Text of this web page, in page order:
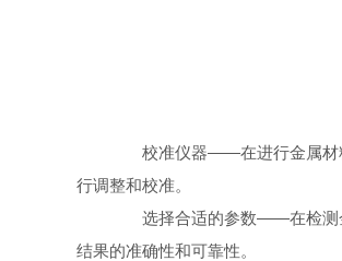
校准仪器——在进行金属材料
行调整和校准。
选择合适的参数——在检测金
结果的准确性和可靠性。